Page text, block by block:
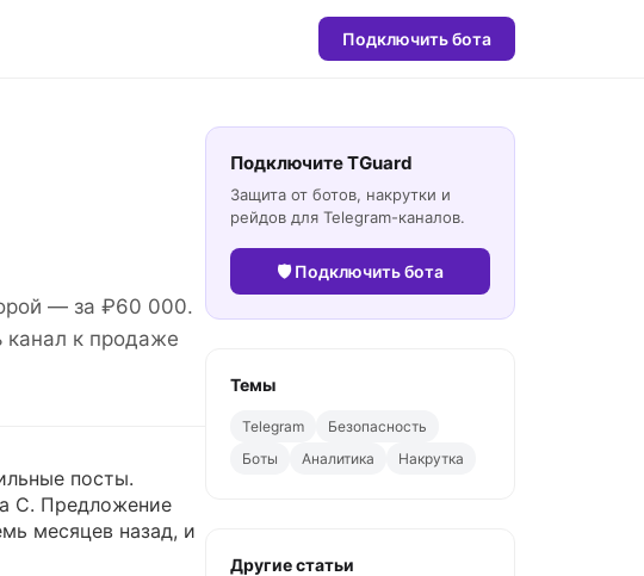
Подключить бота
— за ₽60 000.
канал к продаже
посты.
C. Предложение
месяцев назад, и
Подключите TGuard
Защита от ботов, накрутки и
рейдов для Telegram-каналов.
🛡 Подключить бота
Темы
Telegram
Безопасность
Боты
Аналитика Накрутка
Другие статьи